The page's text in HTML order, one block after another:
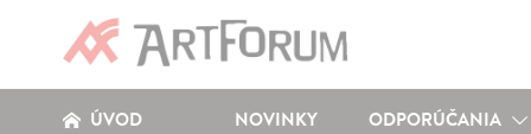
ÚVOD NOVINKY ODPORÚČANIA